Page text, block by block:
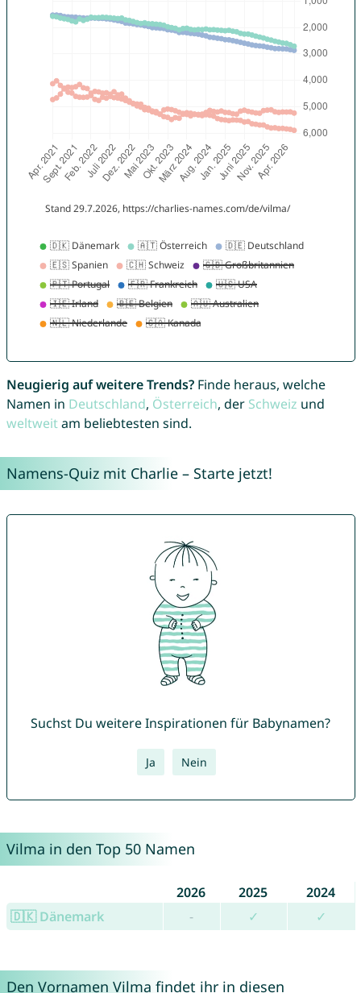
Neugierig auf weitere Trends?Finde heraus, welche
Namen in Deutschland, Österreich, der Schweiz und
weltweitam beliebtesten sind.
Namens-Quiz mit Charlie – Starte jetzt!
Suchst Du weitere Inspirationen für Babynamen?
Ja Nein
Vilma in den Top 50 Namen
2026 2025
2024
🇩🇰 Dänemark
- ✓ ✓
Den Vornamen Vilma findet ihr in diesen